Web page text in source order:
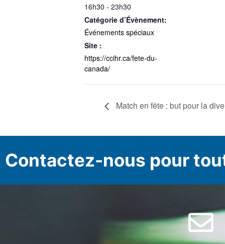
16h30 - 23h30
Catégorie d’Évènement:
Événements spéciaux
Site :
https://ccihr.ca/fete-du-
canada/
Match en fête : but pour la
Contactez-nous pour